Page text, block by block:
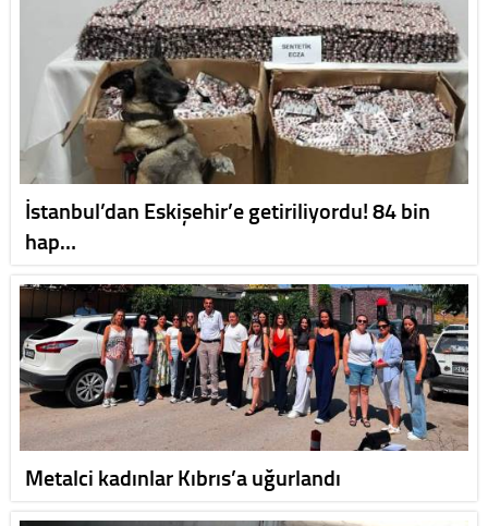
İstanbul’dan Eskişehir’e getiriliyordu! 84 bin
hap…
Metalci kadınlar Kıbrıs’a uğurlandı